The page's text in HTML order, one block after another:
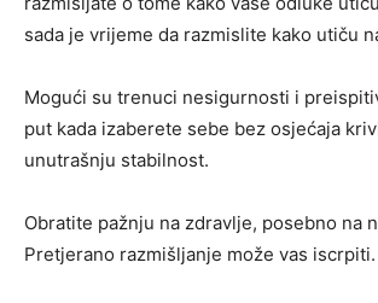
sada je vrijeme da razmislite kako utiču
Mogući su trenuci nesigurnosti i
put kada izaberete sebe bez osjećaja
unutrašnju stabilnost.
Obratite pažnju na zdravlje, posebno na
Pretjerano razmišljanje može vas iscrpiti.